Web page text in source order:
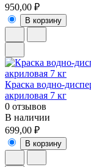
950,00 ₽
В корзину
Краска водно-
акриловая 7 кг
0 отзывов
В наличии
699,00 ₽
В корзину